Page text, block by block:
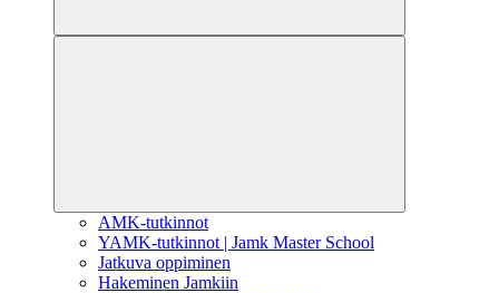
AMK-tutkinnot
YAMK-tutkinnot | Jamk Master School
Jatkuva oppiminen
Hakeminen Jamkiin